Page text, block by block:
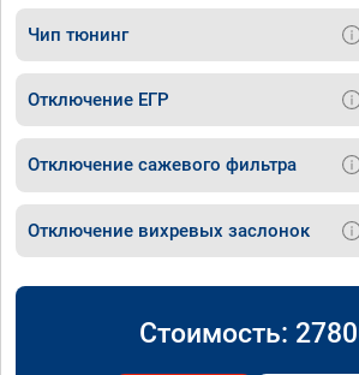
Чип тюнинг
Отключение ЕГР
Отключение сажевого фильтра
Отключение вихревых заслонок
Стоимость: